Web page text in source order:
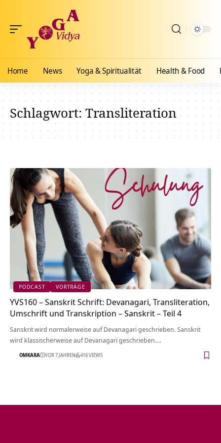
Home News Yoga & Spiritualität Health & Food
Schlagwort:Transliteration
PODCAST VORTRÄGE
YVS160 – Sanskrit Schrift: Devanagari, Transliteration,
Umschrift und Transkription – Sanskrit – Teil 4
Sanskrit wird normalerweise auf Devanagari geschrieben. Sanskrit
wird klassischerweise auf Devanagari geschrieben.…
OMKARA VOR 7 JAHREN 416 VIEWS